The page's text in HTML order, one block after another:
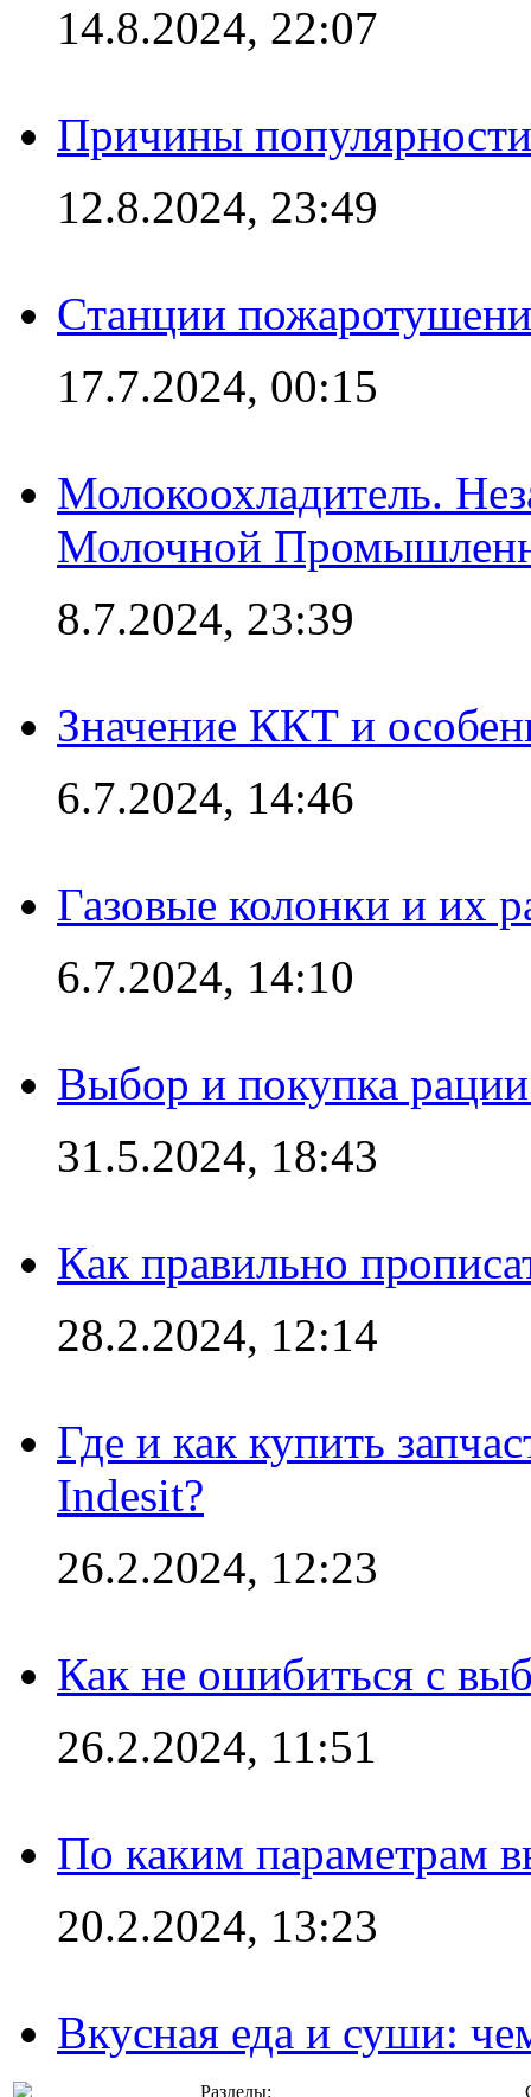
14.8.2024, 22:07
Причины
12.8.2024, 23:49
Станции
17.7.2024, 00:15
Молокоохладитель.
Молочной
8.7.2024, 23:39
Значение ККТ и
6.7.2024, 14:46
Газовые колонки и их
6.7.2024, 14:10
Выбор и покупка
31.5.2024, 18:43
Как правильно
28.2.2024, 12:14
Где и как купить
Indesit?
26.2.2024, 12:23
Как не ошибиться с
26.2.2024, 11:51
По каким параметрам
20.2.2024, 13:23
Вкусная еда и суши:
Разделы: